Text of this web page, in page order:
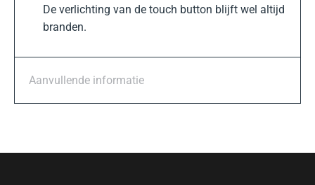
De verlichting van de touch button blijft wel altijd
branden.
Aanvullende informatie